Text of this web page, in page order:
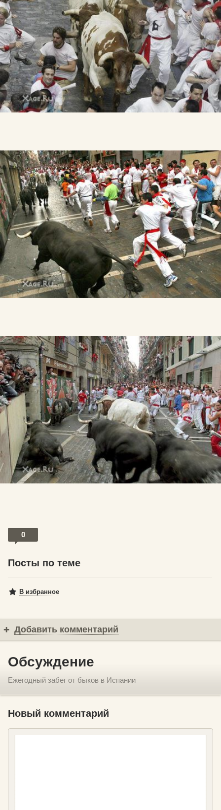
0
Посты по теме
В избранное
Добавить комментарий
Обсуждение
Ежегодный забег от быков в Испании
Новый комментарий